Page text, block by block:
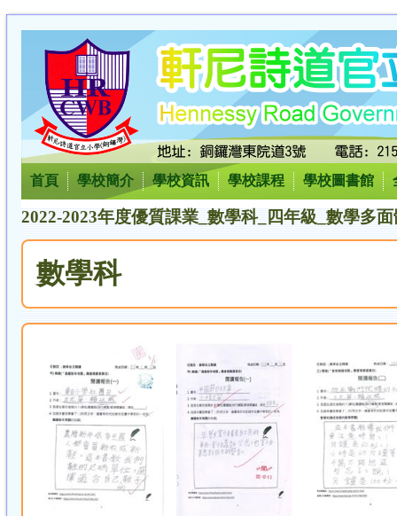
首頁 學校簡介 學校資訊 學校課程 學校圖書館
2022-2023年度優質課業_數學科_四年級_數學多面
數學科